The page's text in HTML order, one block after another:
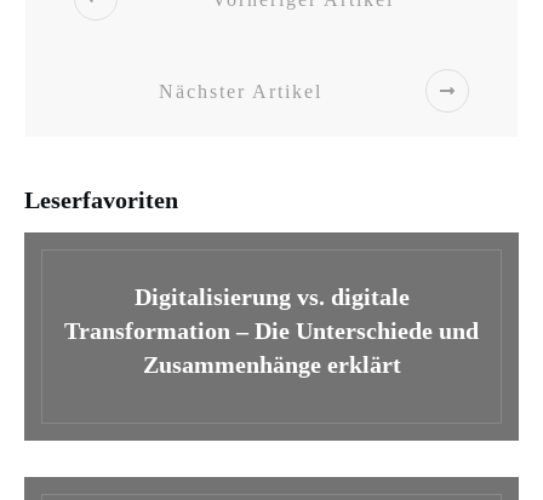
Nächster Artikel
Leserfavoriten
Digitalisierung vs. digitale
Transformation – Die Unterschiede und
Zusammenhänge erklärt